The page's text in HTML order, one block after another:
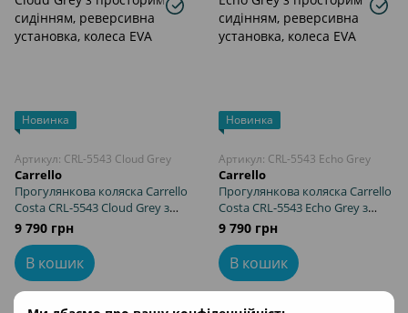
Новинка
Артикул: CRL-5543 Cloud Grey
Carrello
Прогулянкова коляска Carrello
Costa CRL-5543 Cloud Grey з
просторим сидінням,
реверсивна установка, колеса
EVA
9 790 грн
В кошик
Новинка
Артикул: CRL-5543 Echo Grey
Carrello
Прогулянкова коляска Carrello
Costa CRL-5543 Echo Grey з
просторим сидінням,
реверсивна установка, колеса
EVA
9 790 грн
В кошик